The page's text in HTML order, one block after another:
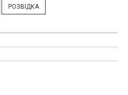
РОЗВІДКА